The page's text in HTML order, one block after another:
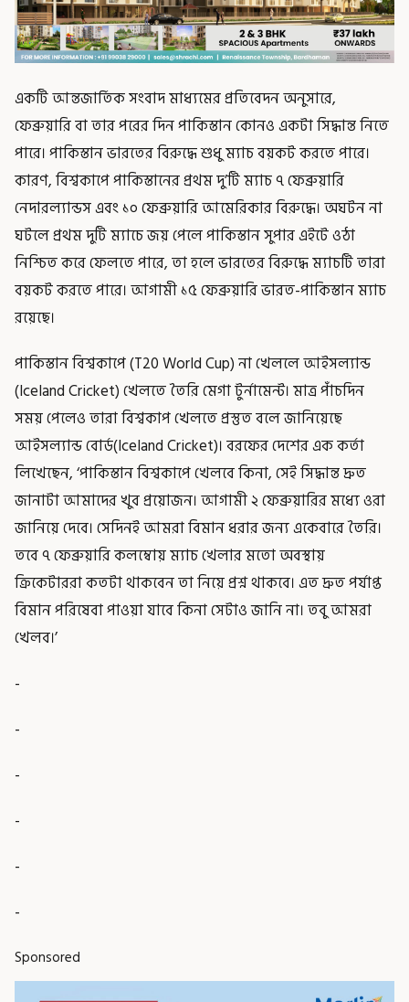
একটি আন্তজার্তিক সংবাদ মাধ্যমের প্রতিবেদন অনুসারে,
ফেব্রুয়ারি বা তার পরের দিন পাকিস্তান কোনও একটা সিদ্ধান্ত নিতে
পারে। পাকিস্তান ভারতের বিরুদ্ধে শুধু ম্যাচ বয়কট করতে পারে।
কারণ, বিশ্বকাপে পাকিস্তানের প্রথম দু’টি ম্যাচ ৭ ফেব্রুয়ারি
নেদারল্যান্ডস এবং ১০ ফেব্রুয়ারি আমেরিকার বিরুদ্ধে। অঘটন না
ঘটলে প্রথম দুটি ম্যাচে জয় পেলে পাকিস্তান সুপার এইটে ওঠা
নিশ্চিত করে ফেলতে পারে, তা হলে ভারতের বিরুদ্ধে ম্যাচটি তারা
বয়কট করতে পারে। আগামী ১৫ ফেব্রুয়ারি ভারত-পাকিস্তান ম্যাচ
রয়েছে।
পাকিস্তান বিশ্বকাপে (T20 World Cup) না খেললে আইসল্যান্ড
(Iceland Cricket) খেলতে তৈরি মেগা টুর্নামেন্ট। মাত্র পাঁচদিন
সময় পেলেও তারা বিশ্বকাপ খেলতে প্রস্তুত বলে জানিয়েছে
আইসল্যান্ড বোর্ড(Iceland Cricket)। বরফের দেশের এক কর্তা
লিখেছেন, ‘পাকিস্তান বিশ্বকাপে খেলবে কিনা, সেই সিদ্ধান্ত দ্রুত
জানাটা আমাদের খুব প্রয়োজন। আগামী ২ ফেব্রুয়ারির মধ্যে ওরা
জানিয়ে দেবে। সেদিনই আমরা বিমান ধরার জন্য একেবারে তৈরি।
তবে ৭ ফেব্রুয়ারি কলম্বোয় ম্যাচ খেলার মতো অবস্থায়
ক্রিকেটাররা কতটা থাকবেন তা নিয়ে প্রশ্ন থাকবে। এত দ্রুত পর্যাপ্ত
বিমান পরিষেবা পাওয়া যাবে কিনা সেটাও জানি না। তবু আমরা
খেলব।’
-
-
-
-
-
-
Sponsored